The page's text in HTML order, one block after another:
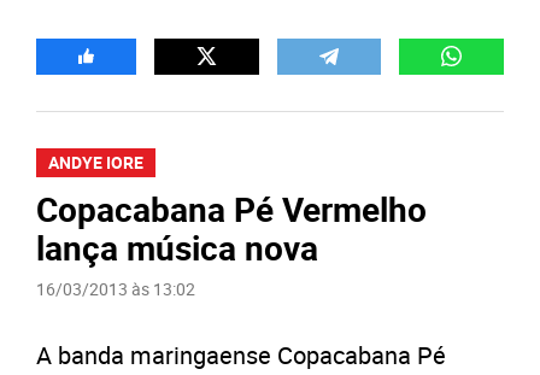
ANDYE IORE
Copacabana Pé Vermelho
lança música nova
16/03/2013 às 13:02
A banda maringaense Copacabana Pé